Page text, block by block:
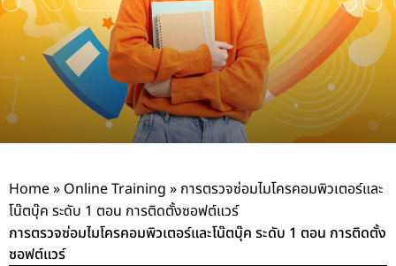
Home» Online Training » การตรวจซ่อมไมโครคอมพิวเตอร์และ
โน๊ตบุ๊ค ระดับ 1 ตอน การติดตั้งซอฟต์แวร์
การตรวจซ่อมไมโครคอมพิวเตอร์และโน๊ตบุ๊ค ระดับ 1 ตอน การติดตั้ง
ซอฟต์แวร์